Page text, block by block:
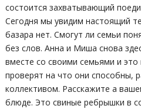
состоится захватывающий
Сегодня мы увидим настоящий
базара нет. Смогут ли семьи
без слов. Анна и Миша снова
вместе со своими семьями и это
проверят на что они способны,
коллективом. Расскажите а
блюде. Это свиные ребрышки в